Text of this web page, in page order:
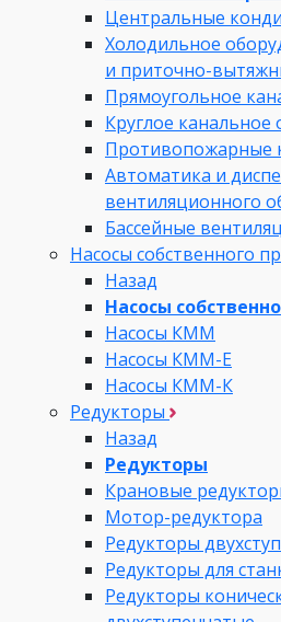
Центральные
Холодильное
и приточно-
Прямоугольное
Круглое канальное
Противопожарные
Автоматика и
вентиляционного
Бассейные
Насосы собственного
Назад
Насосы
Насосы КММ
Насосы КММ-Е
Насосы КММ-К
Редукторы
Назад
Редукторы
Крановые
Мотор-редуктора
Редукторы
Редукторы для
Редукторы